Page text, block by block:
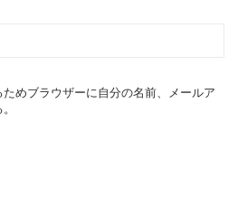
めブラウザーに自分の名前、メールア